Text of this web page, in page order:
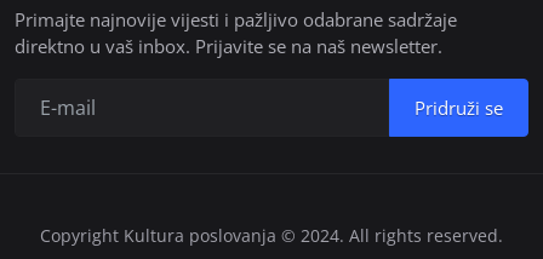
Primajte najnovije vijesti i pažljivo odabrane sadržaje
direktno u vaš inbox. Prijavite se na naš newsletter.
Pridruži se
Copyright Kultura poslovanja © 2024. All rights reserved.